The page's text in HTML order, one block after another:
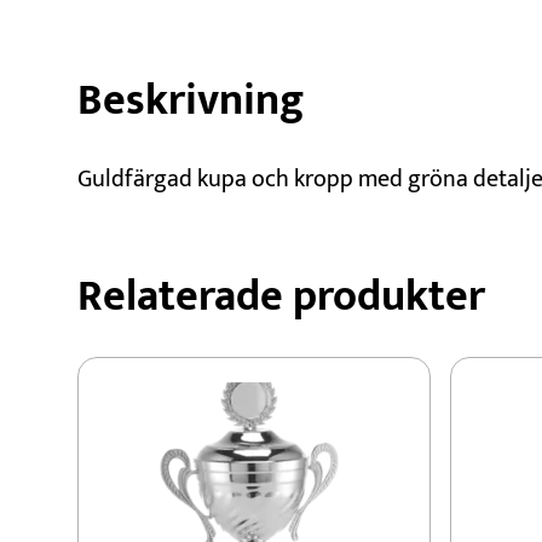
Beskrivning
Guldfärgad kupa och kropp med gröna
Relaterade produkter